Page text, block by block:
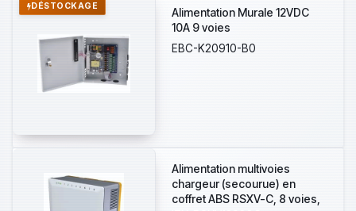
DÉSTOCKAGE
Alimentation Murale 12VDC
10A 9 voies
EBC-K20910-B0
Alimentation multivoies
chargeur (secourue) en
coffret ABS RSXV-C, 8 voies,